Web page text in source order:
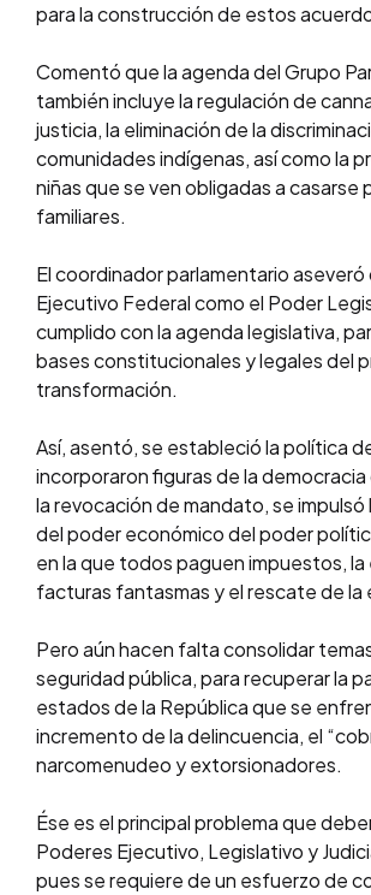
para la construcción de estos
Comentó que la agenda del Grupo
también incluye la regulación de
justicia, la eliminación de la
comunidades indígenas, así como la
niñas que se ven obligadas a casarse
familiares.
El coordinador parlamentario
Ejecutivo Federal como el Poder
cumplido con la agenda legislativa,
bases constitucionales y legales del
transformación.
Así, asentó, se estableció la política
incorporaron figuras de la
la revocación de mandato, se impulsó
del poder económico del poder
en la que todos paguen impuestos, la
facturas fantasmas y el rescate de la
Pero aún hacen falta consolidar
seguridad pública, para recuperar la
estados de la República que se
incremento de la delincuencia, el
narcomenudeo y extorsionadores.
Ése es el principal problema que
Poderes Ejecutivo, Legislativo y
pues se requiere de un esfuerzo de